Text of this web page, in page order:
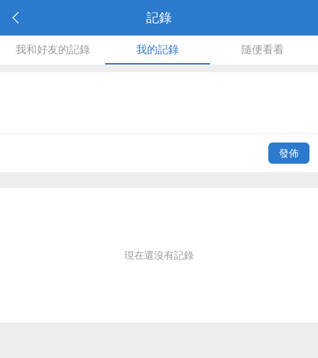
記錄
我和好友的記錄 我的記錄 隨便看看
發佈
現在還沒有記錄